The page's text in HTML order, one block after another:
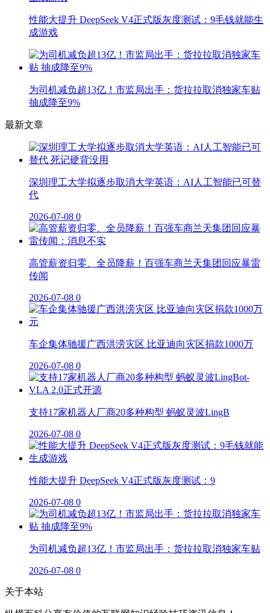
性能大提升 DeepSeek V4正式版灰度测试：9毛钱就能生
成游戏
为司机减负超13亿！市监局出手：货拉拉取消独家车贴
抽成降至9%
最新文章
深圳理工大学拟逐步取消大学英语：AI人工智能已可替
代
2026-07-08 0
高管薪资归零、全员降薪！百强车商兰天集团回应暴雷
传闻
2026-07-08 0
车企集体驰援广西洪涝灾区 比亚迪向灾区捐款1000万
2026-07-08 0
支持17家机器人厂商20多种构型 蚂蚁灵波LingB
2026-07-08 0
性能大提升 DeepSeek V4正式版灰度测试：9
2026-07-08 0
为司机减负超13亿！市监局出手：货拉拉取消独家车贴
2026-07-08 0
关于本站